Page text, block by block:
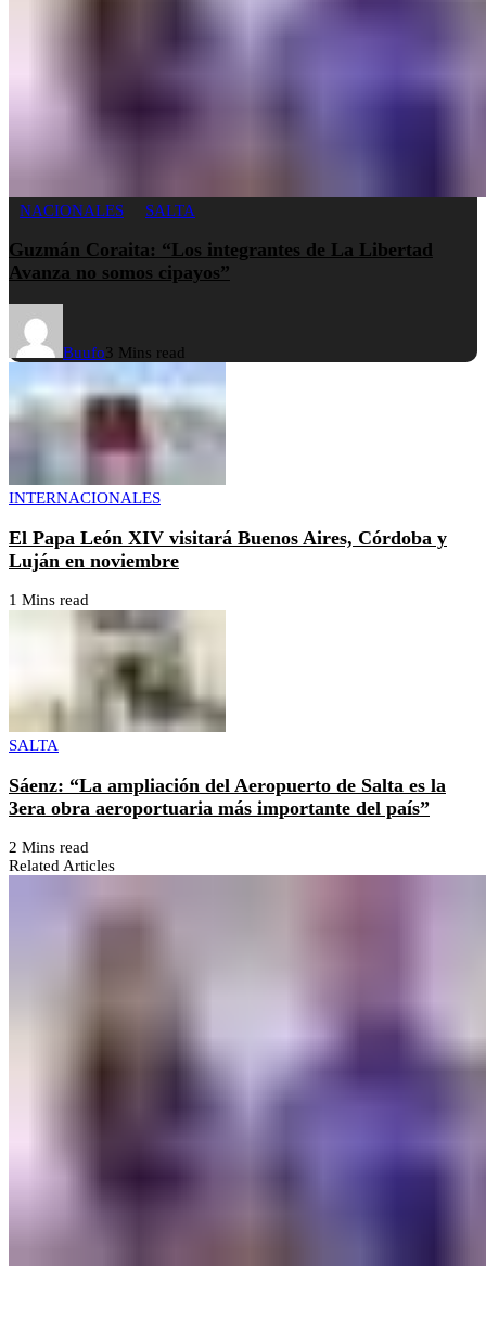
NACIONALES SALTA
Guzmán Coraita: “Los integrantes de La Libertad
Avanza no somos cipayos”
Buufo3 Mins read
INTERNACIONALES
El Papa León XIV visitará Buenos Aires, Córdoba y
Luján en noviembre
1 Mins read
SALTA
Sáenz: “La ampliación del Aeropuerto de Salta es la
3era obra aeroportuaria más importante del país”
2 Mins read
Related Articles